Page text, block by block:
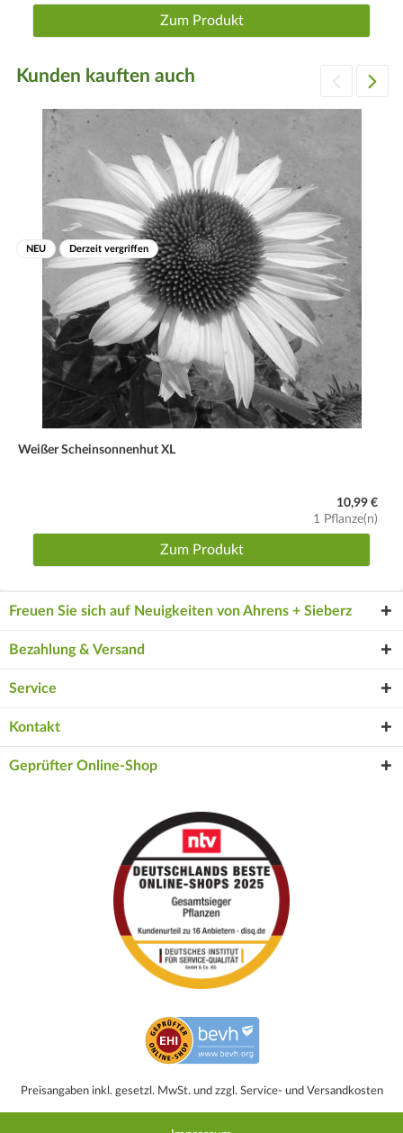
Zum Produkt
Kunden kauften auch
NEU Derzeit vergriffen
Weißer Scheinsonnenhut XL
10,99 €
1 Pflanze(n)
Zum Produkt
Freuen Sie sich auf Neuigkeiten von Ahrens + Sieberz
Bezahlung & Versand
Service
Kontakt
Geprüfter Online-Shop
Preisangaben inkl. gesetzl. MwSt. und zzgl. Service- und Versandkosten